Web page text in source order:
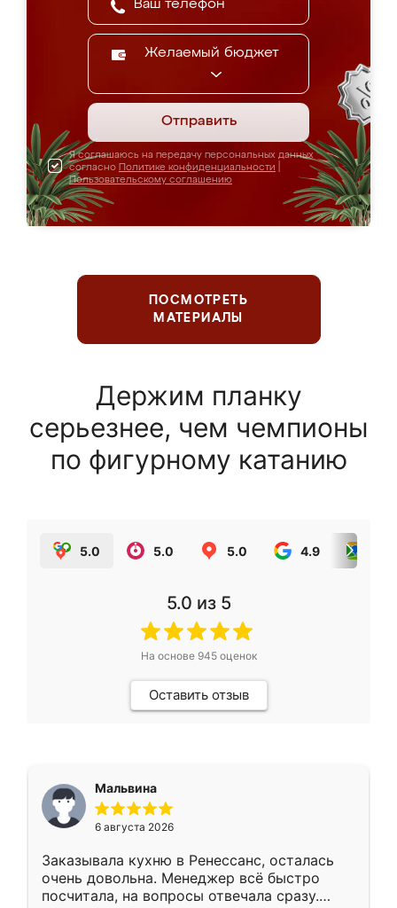
Желаемый бюджет
Отправить
Я соглашаюсь на передачу персональных данных
согласно Политике конфиденциальности
Пользовательскому соглашению
ПОСМОТРЕТЬ
МАТЕРИАЛЫ
Держим планку
серьезнее, чем чемпионы
по фигурному катанию
5.0 5.0 5.0 4.9
5.0 из 5
На основе 945оценок
Оставить отзыв
Мальвина
6 августа 2026
Заказывала кухню в Ренессанс, осталась
очень довольна. Менеджер всё быстро
посчитала, на вопросы отвечала сразу.